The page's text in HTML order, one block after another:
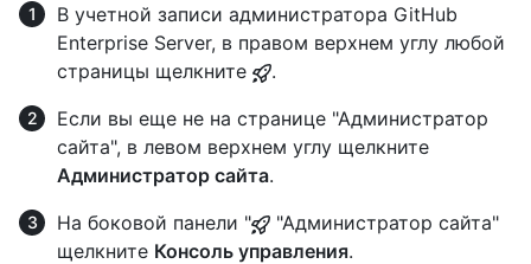
В учетной записи администратора GitHub
Enterprise Server, в правом верхнем углу любой
страницы щелкните
.
Если вы еще не на странице "Администратор
сайта", в левом верхнем углу щелкните
Администратор сайта.
На боковой панели "
"Администратор сайта"
щелкните Консоль управления.